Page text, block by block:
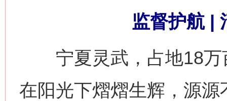
监督护航 |
宁夏灵武，占地18万
在阳光下熠熠生辉，源